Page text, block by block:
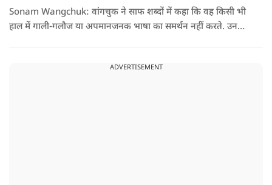
Sonam Wangchuk: वांगचुक ने साफ शब्दों में कहा कि वह किसी भी
हाल में गाली-गलौज या अपमानजनक भाषा का समर्थन नहीं करते. उनका
ADVERTISEMENT